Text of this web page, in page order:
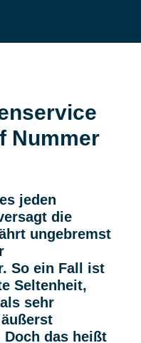
Nummer
jeden
die
ungebremst
So ein Fall ist
Seltenheit,
sehr
das heißt